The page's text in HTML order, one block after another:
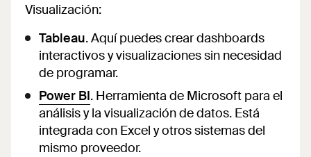
Visualización:
Tableau. Aquí puedes crear dashboards
interactivos y visualizaciones sin necesidad
de programar.
Power BI. Herramienta de Microsoft para el
análisis y la visualización de datos. Está
integrada con Excel y otros sistemas del
mismo proveedor.